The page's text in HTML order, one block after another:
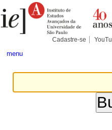
para
conteúdo.
Pessoais
Cadastre-se
menu